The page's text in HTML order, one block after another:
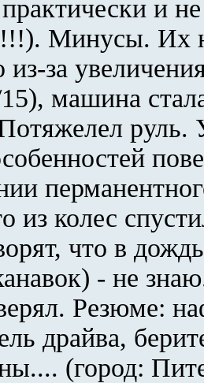
и
Минусы. Их
из-за
машина
руль.
из колес
что в
- не
Резюме:
драйва,
(город: